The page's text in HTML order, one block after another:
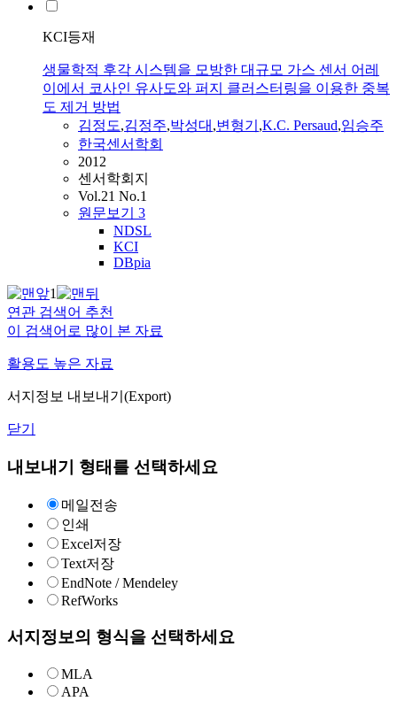
KCI등재
생물학적 후각 시스템을 모방한 대규모 가스 센서 어레
이에서 코사인 유사도와 퍼지 클러스터링을 이용한 중복
도 제거 방법
김정도,김정주,박성대 ,변형기 ,K.C. Persaud,임승주
한국센서학회
2012
센서학회지
Vol.21 No.1
원문보기 3
NDSL
KCI
DBpia
1
연관 검색어 추천
이 검색어로 많이 본 자료
활용도 높은 자료
서지정보 내보내기(Export)
닫기
내보내기 형태를 선택하세요
메일전송
인쇄
Excel저장
Text저장
EndNote / Mendeley
RefWorks
서지정보의 형식을 선택하세요
MLA
APA